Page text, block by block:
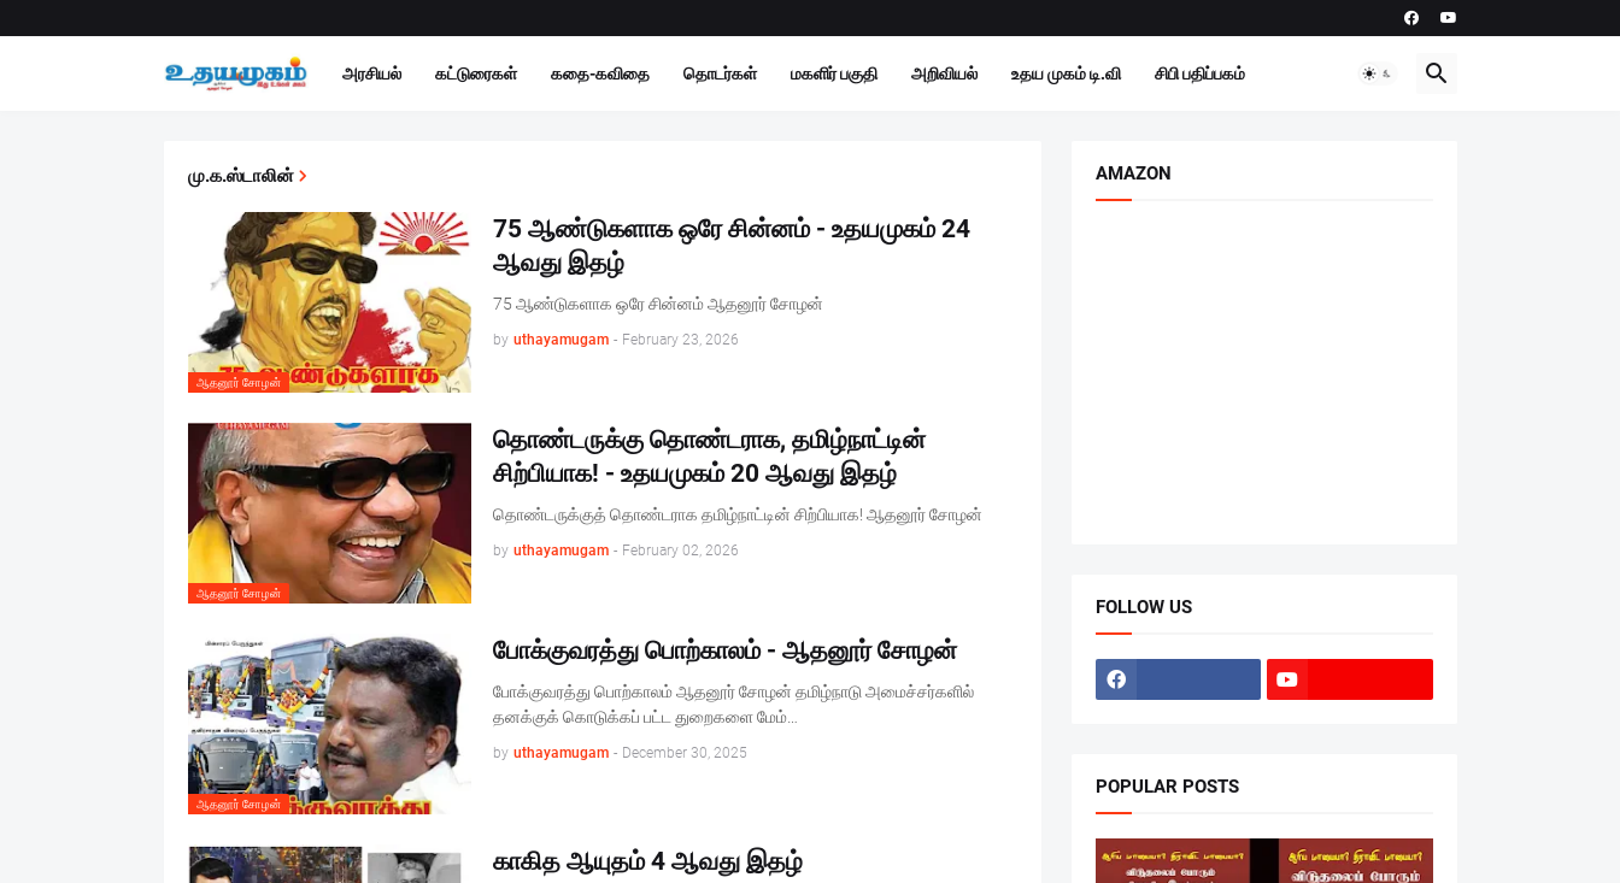
அரசியல் கட்டுரைகள் கதை-கவிதை தொடர்கள் மகளிர் பகுதி அறிவியல் உதய முகம் டி.வி சிபி பதிப்பகம்
மு.க.ஸ்டாலின்
ஆதனூர் சோழன்
75 ஆண்டுகளாக ஒரே சின்னம் - உதயமுகம் 24
ஆவது இதழ்
75 ஆண்டுகளாக ஒரே சின்னம் ஆதனூர் சோழன்
by uthayamugam - February 23, 2026
ஆதனூர் சோழன்
தொண்டருக்கு தொண்டராக, தமிழ்நாட்டின்
சிற்பியாக! - உதயமுகம் 20 ஆவது இதழ்
தொண்டருக்குத் தொண்டராக தமிழ்நாட்டின் சிற்பியாக! ஆதனூர் சோழன்
by uthayamugam - February 02, 2026
ஆதனூர் சோழன்
போக்குவரத்து பொற்காலம் - ஆதனூர் சோழன்
போக்குவரத்து பொற்காலம் ஆதனூர் சோழன் தமிழ்நாடு அமைச்சர்களில்
தனக்குக் கொடுக்கப் பட்ட துறைகளை மேம்…
by uthayamugam - December 30, 2025
காகித ஆயுதம் 4 ஆவது இதழ்
AMAZON
FOLLOW US
POPULAR POSTS